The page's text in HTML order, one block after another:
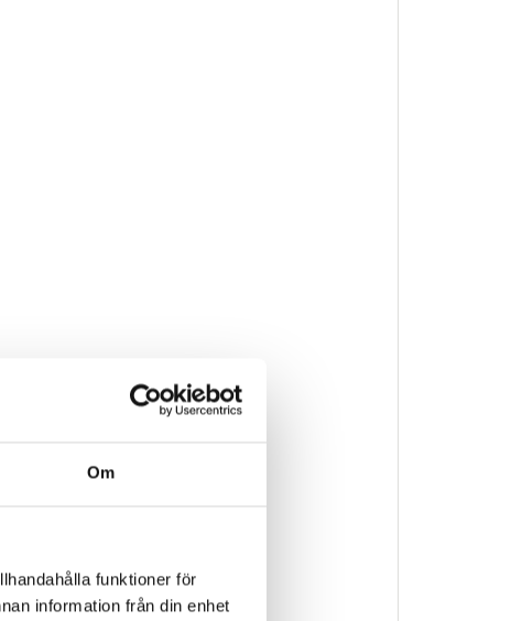
Om
funktioner för
information från din enhet